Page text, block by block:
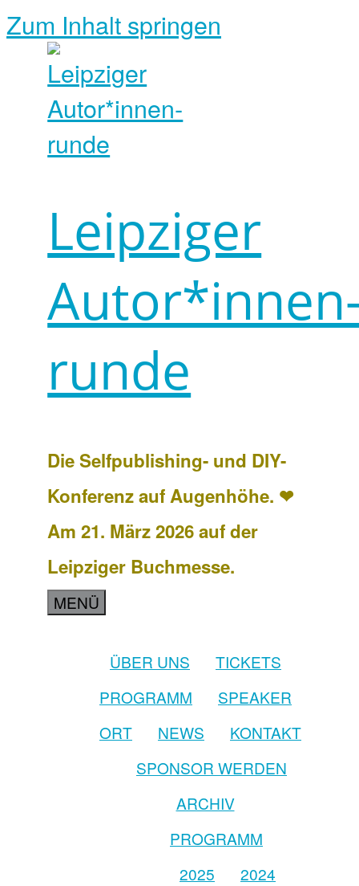
Zum Inhalt springen
Leipziger
runde
Die Selfpublishing- und DIY-
Konferenz auf Augenhöhe. ❤
Am 21. März 2026 auf der
Leipziger Buchmesse.
MENÜ
ÜBER UNS
TICKETS
PROGRAMM
SPEAKER
ORT
NEWS
KONTAKT
SPONSOR WERDEN
ARCHIV
PROGRAMM
2025
2024